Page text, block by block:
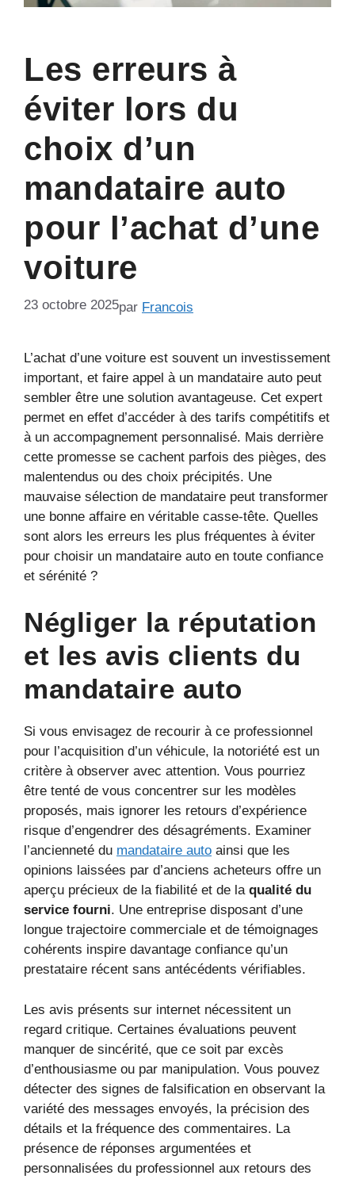
Les erreurs à
éviter lors du
choix d’un
mandataire auto
pour l’achat d’une
voiture
23 octobre 2025par Francois
L’achat d’une voiture est souvent un investissement
important, et faire appel à un mandataire auto peut
sembler être une solution avantageuse. Cet expert
permet en effet d’accéder à des tarifs compétitifs et
à un accompagnement personnalisé. Mais derrière
cette promesse se cachent parfois des pièges, des
malentendus ou des choix précipités. Une
mauvaise sélection de mandataire peut transformer
une bonne affaire en véritable casse-tête. Quelles
sont alors les erreurs les plus fréquentes à éviter
pour choisir un mandataire auto en toute confiance
et sérénité ?
Négliger la réputation
et les avis clients du
mandataire auto
Si vous envisagez de recourir à ce professionnel
pour l’acquisition d’un véhicule, la notoriété est un
critère à observer avec attention. Vous pourriez
être tenté de vous concentrer sur les modèles
proposés, mais ignorer les retours d’expérience
risque d’engendrer des désagréments. Examiner
l’ancienneté du mandataire auto ainsi que les
opinions laissées par d’anciens acheteurs offre un
aperçu précieux de la fiabilité et de la qualité du
service fourni. Une entreprise disposant d’une
longue trajectoire commerciale et de témoignages
cohérents inspire davantage confiance qu’un
prestataire récent sans antécédents vérifiables.
Les avis présents sur internet nécessitent un
regard critique. Certaines évaluations peuvent
manquer de sincérité, que ce soit par excès
d’enthousiasme ou par manipulation. Vous pouvez
détecter des signes de falsification en observant la
variété des messages envoyés, la précision des
détails et la fréquence des commentaires. La
présence de réponses argumentées et
personnalisées du professionnel aux retours des